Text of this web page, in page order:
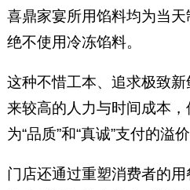
喜鼎家宴所用馅料均为当天
绝不使用冷冻馅料。
这种不惜工本、追求极致
来较高的人力与时间成本
为“品质”和“真诚”支付的溢价
门店还通过重塑消费者的